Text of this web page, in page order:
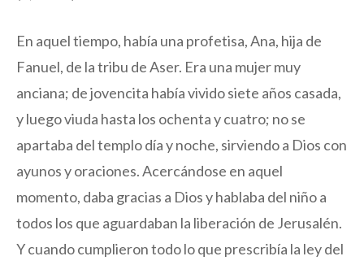
En aquel tiempo, había una profetisa, Ana, hija de
Fanuel, de la tribu de Aser. Era una mujer muy
anciana; de jovencita había vivido siete años casada,
y luego viuda hasta los ochenta y cuatro; no se
apartaba del templo día y noche, sirviendo a Dios con
ayunos y oraciones. Acercándose en aquel
momento, daba gracias a Dios y hablaba del niño a
todos los que aguardaban la liberación de Jerusalén.
Y cuando cumplieron todo lo que prescribía la ley del